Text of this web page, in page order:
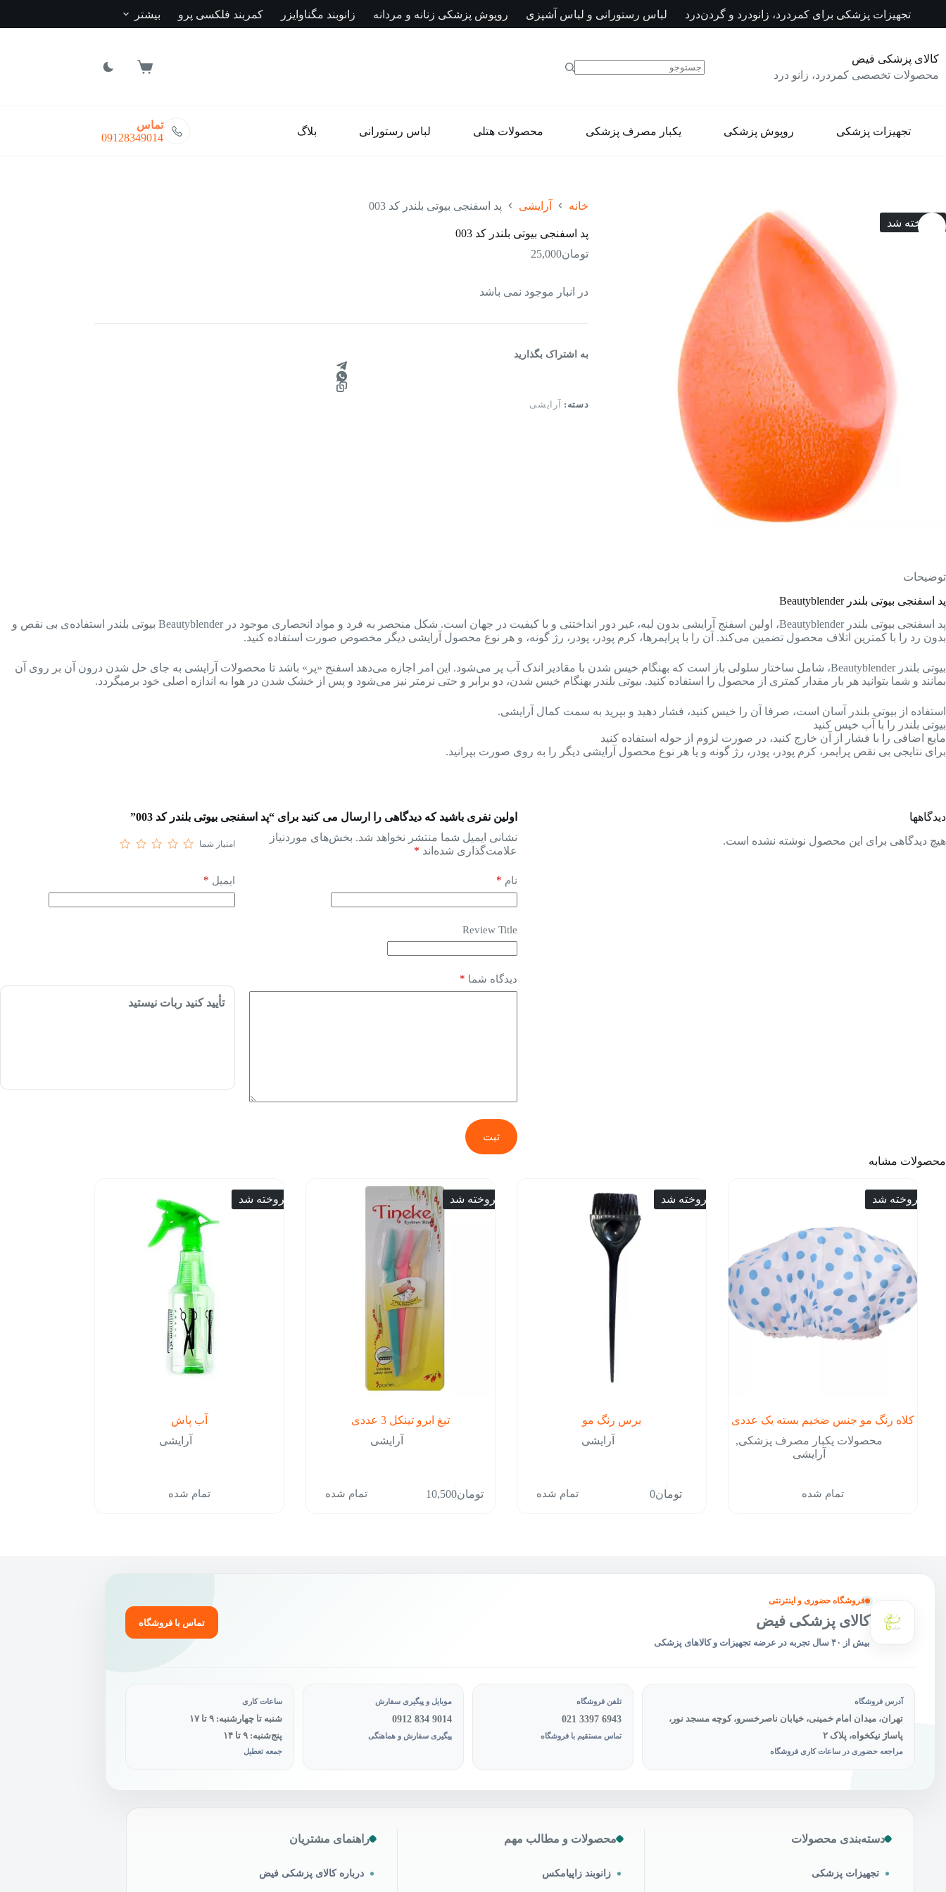
تجهیزات پزشکی برای کمردرد، زانودرد و گردن‌درد لباس رستورانی و لباس آشپزی روپوش پزشکی زنانه و مردانه زانوبند مگناوایزر کمربند فلکسی پرو بیشتر
کالای پزشکی فیض
محصولات تخصصی کمردرد، زانو درد
سبد
تجهیزات پزشکی روپوش پزشکی یکبار مصرف پزشکی محصولات هتلی لباس رستورانی بلاگ
تماس
09128349014
فروخته شد
خانه آرایشی پد اسفنجی بیوتی بلندر کد 003
پد اسفنجی بیوتی بلندر کد 003
تومان25,000
در انبار موجود نمی باشد
به اشتراک بگذارید
دسته: آرایشی
توضیحات
پد اسفنجی بیوتی بلندر Beautyblender
پد اسفنجی بیوتی بلندر Beautyblender، اولین اسفنج آرایشی بدون لبه، غیر دور انداختنی و با کیفیت در جهان است. شکل منحصر به فرد و مواد انحصاری موجود در Beautyblender بیوتی بلندر استفاده‏‌ی بی نقص و
بدون رد را با کمترین اتلاف محصول تضمین می‏‌کند. آن را با پرایمرها، کرم پودر، پودر، رژ گونه، و هر نوع محصول آرایشی دیگر مخصوص صورت استفاده کنید.
بیوتی بلندر Beautyblender، شامل ساختار سلولی باز است که بهنگام خیس شدن با مقادیر اندک آب پر می‏‌شود. این امر اجازه می‌‏دهد اسفنج «پر» باشد تا محصولات آرایشی به جای حل شدن درون آن بر روی آن
بمانند و شما بتوانید هر بار مقدار کمتری از محصول را استفاده کنید. بیوتی بلندر بهنگام خیس شدن، دو برابر و حتی نرمتر نیز می‌‏شود و پس از خشک شدن در هوا به اندازه اصلی خود برمیگردد.
استفاده از بیوتی بلندر آسان است، صرفا آن را خیس کنید، فشار دهید و بپرید به سمت کمال آرایشی.
بیوتی بلندر را با آب خیس کنید
مایع اضافی را با فشار از آن خارج کنید، در صورت لزوم از حوله استفاده کنید
برای نتایجی بی نقص پرایمر، کرم پودر، پودر، رژ گونه و یا هر نوع محصول آرایشی دیگر را به روی صورت بپرانید.
دیدگاهها
هیچ دیدگاهی برای این محصول نوشته نشده است.
اولین نفری باشید که دیدگاهی را ارسال می کنید برای “پد اسفنجی بیوتی بلندر کد 003”
نشانی ایمیل شما منتشر نخواهد شد. بخش‌های موردنیاز
علامت‌گذاری شده‌اند *
امتیاز شما
نام * ایمیل *
Review Title
دیدگاه شما *
تأیید کنید ربات نیستید
ثبت
محصولات مشابه
فروخته شد
کلاه رنگ مو جنس ضخیم بسته یک عددی
محصولات یکبار مصرف پزشکی,
آرایشی
تمام شده
فروخته شد
برس رنگ مو
آرایشی
تومان0 تمام شده
فروخته شد
تیغ ابرو تینکل 3 عددی
آرایشی
تومان10,500 تمام شده
فروخته شد
آب پاش
آرایشی
تمام شده
فروشگاه حضوری و اینترنتی
کالای پزشکی فیض
بیش از ۴۰ سال تجربه در عرضه تجهیزات و کالاهای پزشکی
تماس با فروشگاه
آدرس فروشگاه
تهران، میدان امام خمینی، خیابان ناصرخسرو، کوچه مسجد نور،
پاساژ نیکخواه، پلاک ۲
مراجعه حضوری در ساعات کاری فروشگاه
تلفن فروشگاه
021 3397 6943
تماس مستقیم با فروشگاه
موبایل و پیگیری سفارش
0912 834 9014
پیگیری سفارش و هماهنگی
ساعات کاری
شنبه تا چهارشنبه: ۹ تا ۱۷
پنج‌شنبه: ۹ تا ۱۴
جمعه تعطیل
دسته‌بندی محصولات
تجهیزات پزشکی
محصولات و مطالب مهم
زانوبند زاپیامکس
راهنمای مشتریان
درباره کالای پزشکی فیض